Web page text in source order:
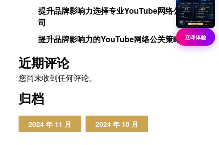
提升品牌影响力选择专业YouTube网络公关公
司
提升品牌影响力的YouTube网络公关策略
近期评论
您尚未收到任何评论。
归档
2024 年 11 月 2024 年 10 月
立即体验